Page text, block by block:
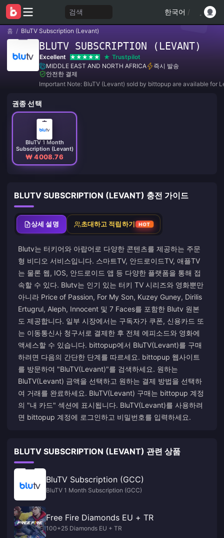
검색 한국어 /
홈 / BluTV Subscription (Levant)
BLUTV SUBSCRIPTION (LEVANT)
Excellent
Trustpilot
MIDDLE EAST AND NORTH AFRICA
즉시 발송
안전한 결제
Important Note: BluTV (Levant) sold by bittopup are available for
권종 선택
BluTV 1 Month
Subscription (Levant)
₩ 4008.76
BLUTV SUBSCRIPTION (LEVANT) 충전 가이드
상세 설명 초대하고 적립하기 HOT
Blutv는 터키어와 아랍어로 다양한 콘텐츠를 제공하는 주문
형 비디오 서비스입니다. 스마트TV, 안드로이드TV, 애플TV
는 물론 웹, IOS, 안드로이드 앱 등 다양한 플랫폼을 통해 접
속할 수 있다. Blutv는 인기 있는 터키 TV 시리즈와 영화뿐만
아니라 Price of Passion, For My Son, Kuzey Guney, Dirilis
Ertugrul, Aleph, Innocent 및 7 Faces를 포함한 Blutv 원본
도 제공합니다. 일부 시장에서는 구독자가 쿠폰, 신용카드 또
는 이동통신사 청구서로 결제한 후 전체 에피소드와 영화에
액세스할 수 있습니다. bittopup에서 BluTV(Levant)를 구매
하려면 다음의 간단한 단계를 따르세요. bittopup 웹사이트
를 방문하여 "BluTV(Levant)"를 검색하세요. 원하는
BluTV(Levant) 금액을 선택하고 원하는 결제 방법을 선택하
여 거래를 완료하세요. BluTV(Levant) 구매는 bittopup 계정
의 "내 카드" 섹션에 표시됩니다. BluTV(Levant)를 사용하려
면 bittopup 계정에 로그인하고 비밀번호를 입력하세요.
BLUTV SUBSCRIPTION (LEVANT) 관련 상품
BluTV Subscription (GCC)
BluTV 1 Month Subscription (GCC)
Free Fire Diamonds EU + TR
100+25 Diamonds EU + TR